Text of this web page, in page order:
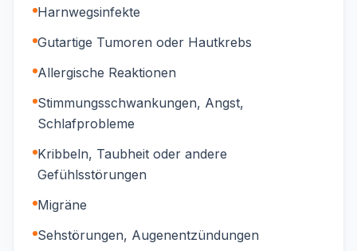
Harnwegsinfekte
Gutartige Tumoren oder Hautkrebs
Allergische Reaktionen
Stimmungsschwankungen, Angst,
Schlafprobleme
Kribbeln, Taubheit oder andere
Gefühlsstörungen
Migräne
Sehstörungen, Augenentzündungen